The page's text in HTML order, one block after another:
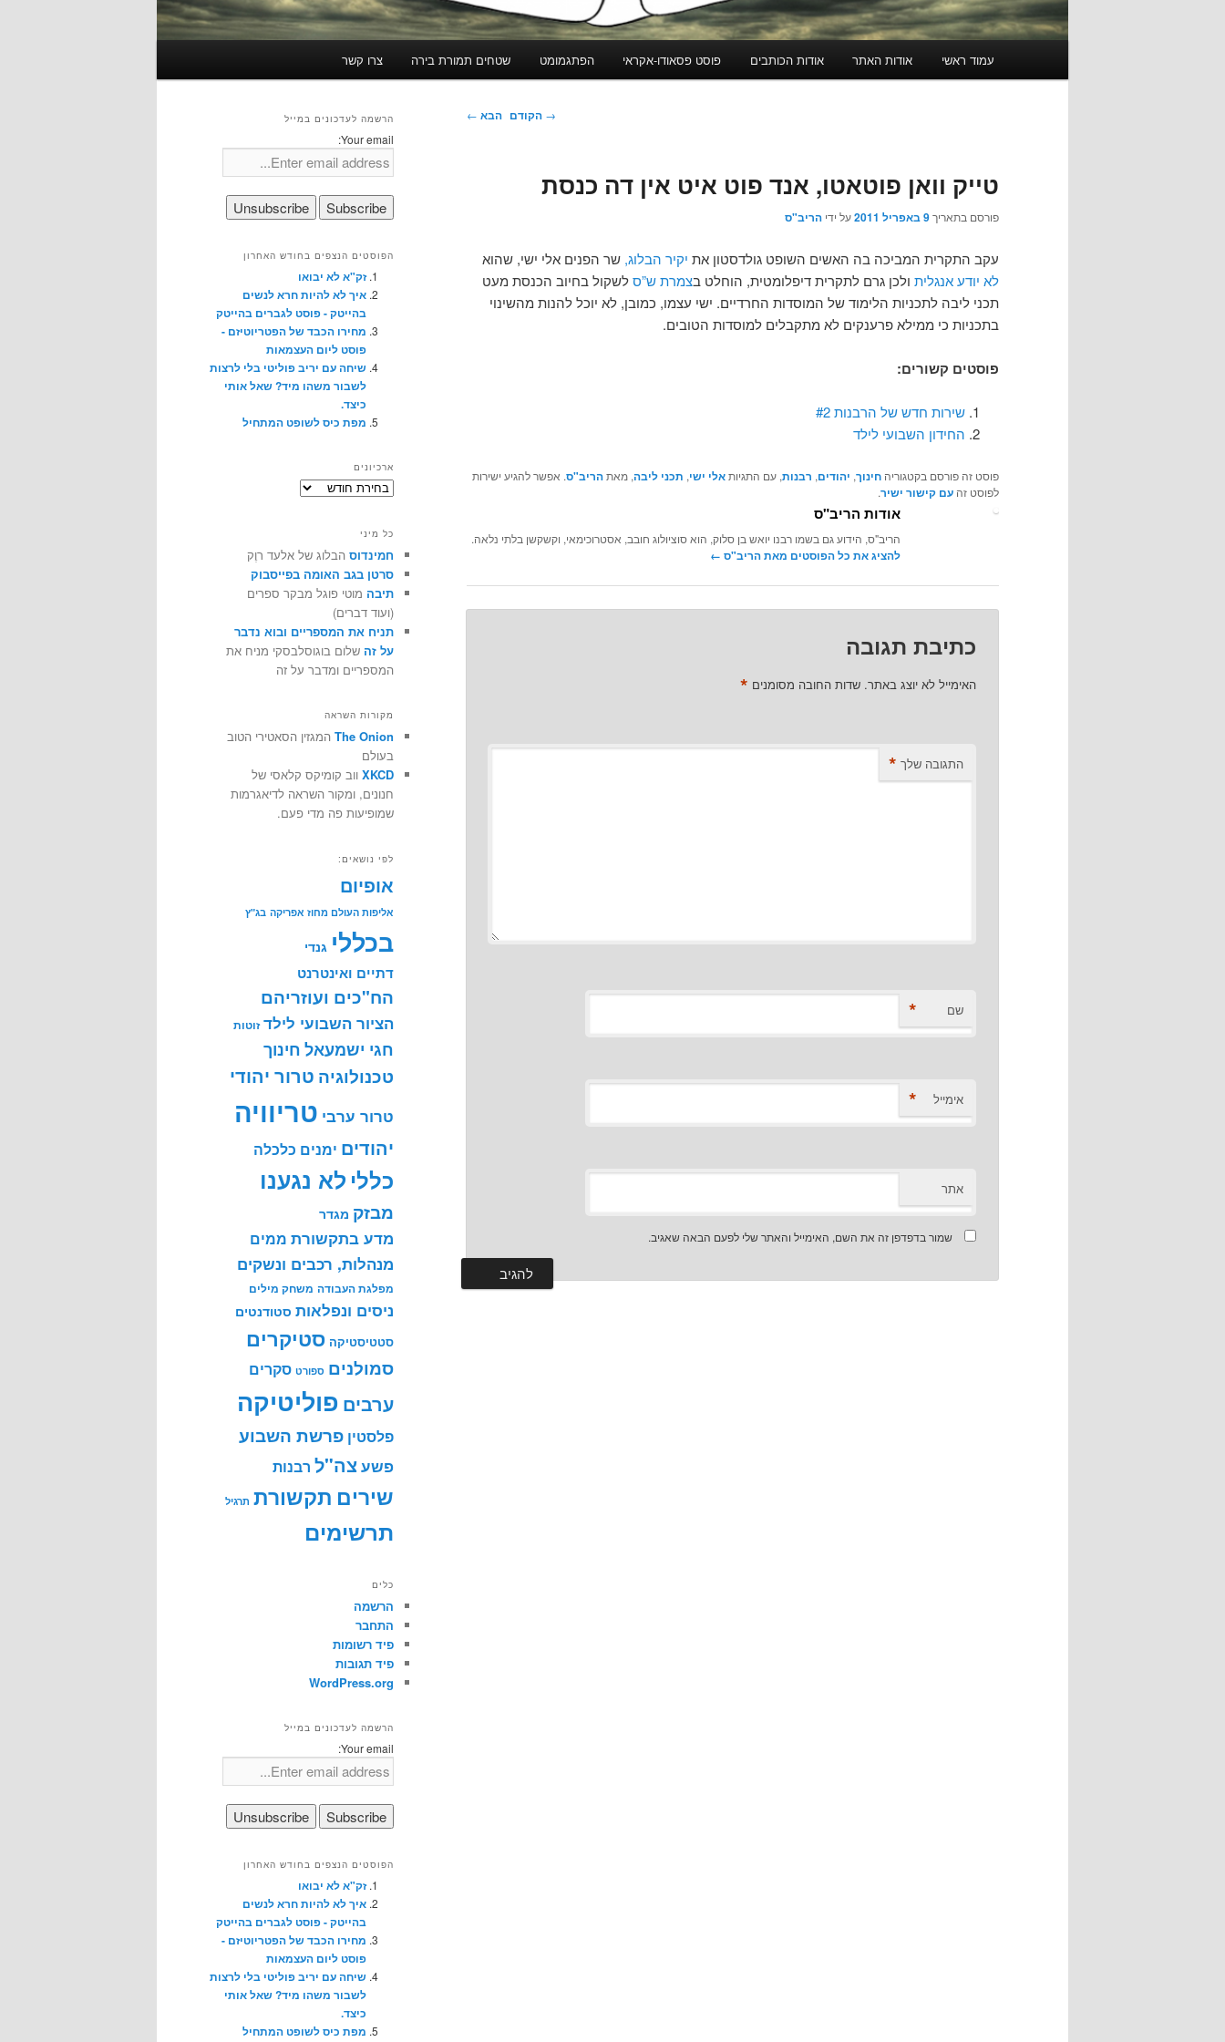
עמוד ראשי אודות האתר אודות הכותבים פוסט פסאודו-אקראי הפתגמומט שטחים תמורת בירה צרו קשר
ניווט
→ הקודם הבא ←
טייק וואן פוטאטו, אנד פוט איט אין דה כנסת
פורסם בתאריך9 באפריל 2011 על ידי הריב"ס
עקב התקרית המביכה בה האשים השופט גולדסטון את יקיר הבלוג, שר הפנים אלי ישי, שהוא
לא יודע אנגלית ולכן גרם לתקרית דיפלומטית, הוחלט בצמרת ש”סלשקול בחיוב הכנסת מעט
תכני ליבה לתכניות הלימוד של המוסדות החרדיים. ישי עצמו, כמובן, לא יוכל להנות מהשינוי
בתכניות כי ממילא פרענקים לא מתקבלים למוסדות הטובים.
פוסטים קשורים:
שירות חדש של הרבנות #2
החידון השבועי לילד
פוסט זה פורסם בקטגוריה חינוך, יהודים, רבנות, עם התגיותאלי ישי, תכני ליבה, מאתהריב"ס. אפשר להגיע ישירות
לפוסט זה עם קישור ישיר.
אודות הריב"ס
הריב"ס, הידוע גם בשמו רבנו יואש בן סלוק, הוא סוציולוג חובב, אסטרוכימאי, וקשקשן בלתי נלאה.
להציג את כל הפוסטים מאת הריב"ס‏ ←
כתיבת תגובה
האימייל לא יוצג באתר. שדות החובה מסומנים *
התגובה שלך *
שם *
אימייל *
אתר
שמור בדפדפן זה את השם, האימייל והאתר שלי לפעם הבאה שאגיב.
הרשמה לעדכונים במייל
Your email:
הפוסטים הנצפים בחודש האחרון
זק"א לא יבואו
איך לא להיות חרא לנשים
בהייטק - פוסט לגברים בהייטק
מחירו הכבד של הפטריוטיזם -
פוסט ליום העצמאות
שיחה עם יריב פוליטי בלי לרצות
לשבור משהו מיד? שאל אותי
כיצד.
מפת כיס לשופט המתחיל
ארכיונים
ארכיונים
כל מיני
חמינדוס הבלוג של אלעד רוֶק
סרטן בגב האומה בפייסבוק
תיבה מוטי פוגל מבקר ספרים
(ועוד דברים)
תניח את המספריים ובוא נדבר
על זה שלום בוגוסלבסקי מניח את
המספריים ומדבר על זה
מקורות השראה
The Onion המגזין הסאטירי הטוב
בעולם
XKCD ווב קומיקס קלאסי של
חנונים, ומקור השראה לדיאגרמות
שמופיעות פה מדי פעם.
לפי נושאים:
אופיום
אליפות העולם מחוז אפריקה בג"ץ
בכללי גנדי
דתיים ואינטרנט
הח"כים ועוזריהם
הציור השבועי לילד זוטות
חגי ישמעאל חינוך
טכנולוגיה טרור יהודי
טרור ערבי טריוויה
יהודים ימנים כלכלה
כללי לא נגענו
מבזק מגדר
מדע בתקשורת ממים
מנהלות, רכבים ונשקים
מפלגת העבודה משחק מילים
ניסים ונפלאות סטודנטים
סטטיסטיקה סטיקרים
סמולנים ספורט סקרים
ערבים פוליטיקה
פלסטין פרשת השבוע
פשעצה"ל רבנות
שירים תקשורת תרגיל
תרשימים
כלים
הרשמה
התחבר
פיד רשומות
פיד תגובות
WordPress.org
הרשמה לעדכונים במייל
Your email:
הפוסטים הנצפים בחודש האחרון
זק"א לא יבואו
איך לא להיות חרא לנשים
בהייטק - פוסט לגברים בהייטק
מחירו הכבד של הפטריוטיזם -
פוסט ליום העצמאות
שיחה עם יריב פוליטי בלי לרצות
לשבור משהו מיד? שאל אותי
כיצד.
מפת כיס לשופט המתחיל